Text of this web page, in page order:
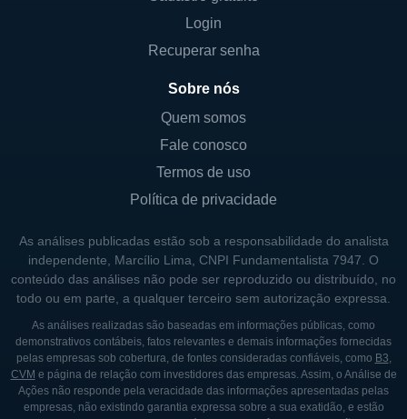
Login
Recuperar senha
Sobre nós
Quem somos
Fale conosco
Termos de uso
Política de privacidade
As análises publicadas estão sob a responsabilidade do analista
independente, Marcílio Lima, CNPI Fundamentalista 7947. O
conteúdo das análises não pode ser reproduzido ou distribuído, no
todo ou em parte, a qualquer terceiro sem autorização expressa.
As análises realizadas são baseadas em informações públicas, como
demonstrativos contábeis, fatos relevantes e demais informações fornecidas
pelas empresas sob cobertura, de fontes consideradas confiáveis, como B3,
CVM e página de relação com investidores das empresas. Assim, o Análise de
Ações não responde pela veracidade das informações apresentadas pelas
empresas, não existindo garantia expressa sobre a sua exatidão, e estão